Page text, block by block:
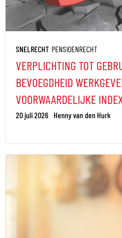
SNELRECHT PENSIOENRECHT
VERPLICHTING TOT
BEVOEGDHEID
VOORWAARDELIJKE
20 juli 2026 Henny van den Hurk